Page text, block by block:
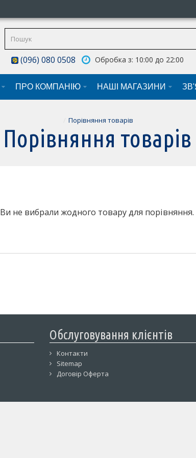
(096) 080 0508 Обробка з: 10:00 до 22:00
ПРО КОМПАНІЮ НАШI МАГАЗИНИ
Порівняння товарів
Порівняння товарів
Ви не вибрали жодного товару для порівняння.
Обслуговування клієнтів
Контакти
Sitemap
Договір Оферта